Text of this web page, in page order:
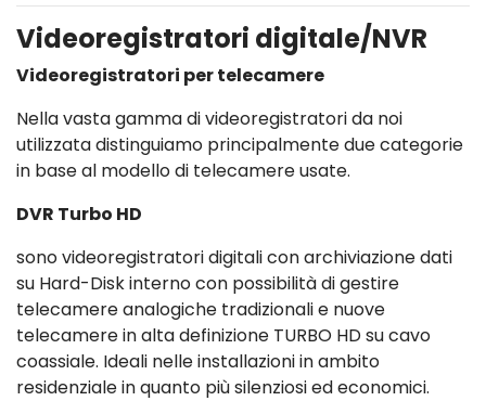
Videoregistratori digitale/NVR
Videoregistratori per telecamere
Nella vasta gamma di videoregistratori da noi
utilizzata distinguiamo principalmente due categorie
in base al modello di telecamere usate.
DVR Turbo HD
sono videoregistratori digitali con archiviazione dati
su Hard-Disk interno con possibilità di gestire
telecamere analogiche tradizionali e nuove
telecamere in alta definizione TURBO HD su cavo
coassiale. Ideali nelle installazioni in ambito
residenziale in quanto più silenziosi ed economici.